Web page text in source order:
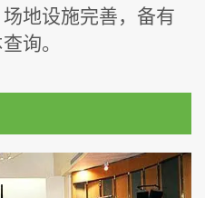
地设施完善，备有
询。